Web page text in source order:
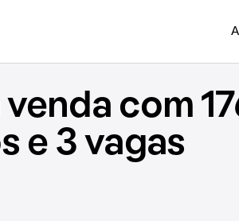
com
e 3 vagas